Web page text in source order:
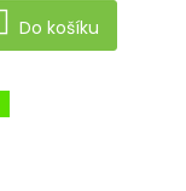
Do košíku